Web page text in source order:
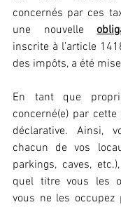
concernés par ces
une nouvelle
inscrite à l’article
des impôts, a été
En tant que
concerné(e) par
déclarative. Ainsi,
chacun de vos
parkings, caves,
quel titre vous les
vous ne les occupez